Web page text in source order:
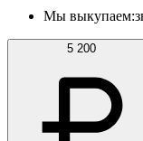
Мы выкупаем:
5 200